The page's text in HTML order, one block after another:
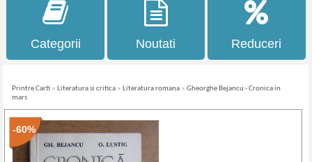
Categorii Noutati Reduceri
Printre Carti » Literatura si critica » Literatura romana »Gheorghe Bejancu - Cronica in
mars
-60%